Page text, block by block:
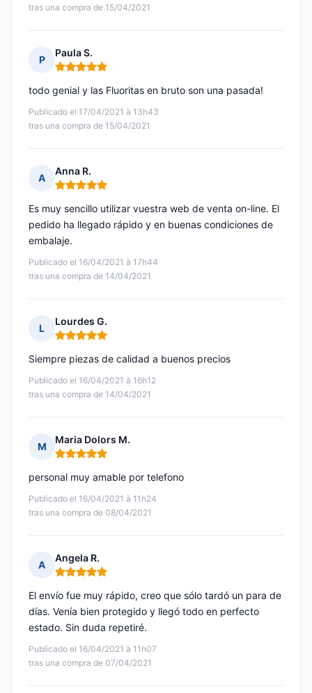
tras una compra de 15/04/2021
P
Paula S.
Nota: 5 de 5
Publicado el 17/04/2021 à 13h43
tras una compra de 15/04/2021
todo genial y las Fluoritas en bruto son una pasada!
A
Anna R.
Nota: 5 de 5
Publicado el 16/04/2021 à 17h44
tras una compra de 14/04/2021
Es muy sencillo utilizar vuestra web de venta on-line. El
pedido ha llegado rápido y en buenas condiciones de
embalaje.
L
Lourdes G.
Nota: 5 de 5
Publicado el 16/04/2021 à 16h12
tras una compra de 14/04/2021
Siempre piezas de calidad a buenos precios
M
Maria Dolors M.
Nota: 5 de 5
Publicado el 16/04/2021 à 11h24
tras una compra de 08/04/2021
personal muy amable por telefono
A
Angela R.
Nota: 5 de 5
Publicado el 16/04/2021 à 11h07
tras una compra de 07/04/2021
El envío fue muy rápido, creo que sólo tardó un para de
días. Venía bien protegido y llegó todo en perfecto
estado. Sin duda repetiré.